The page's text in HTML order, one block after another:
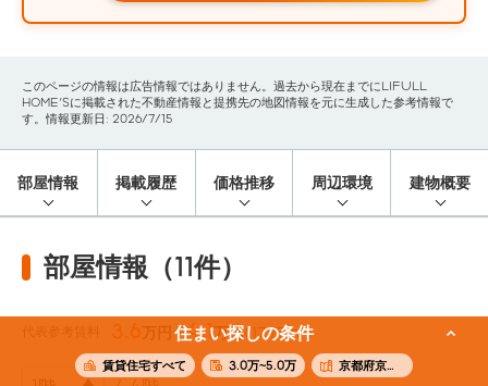
住まい探しの条件
賃貸住宅すべて 3.0万~5.0万 京都府京都市中京区
このページの情報は広告情報ではありません。過去から現在までにLIFULL
HOME'Sに掲載された不動産情報と提携先の地図情報を元に生成した参考情報で
す。情報更新日: 2026/7/15
部屋情報 掲載履歴 価格推移 周辺環境 建物概要
部屋情報（11件）
3.6 万円〜4.1万円(17.77m²)